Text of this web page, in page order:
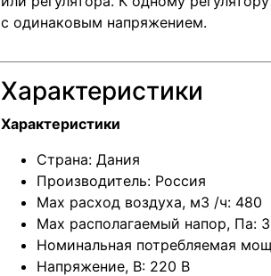
с одинаковым напряжением.
Характеристики
Характеристики
Страна: Дания
Производитель: Россия
Max расход воздуха, м3 /ч: 480
Max располагаемый напор, Па:
Номинальная потребляемая
Напряжение, В: 220 В